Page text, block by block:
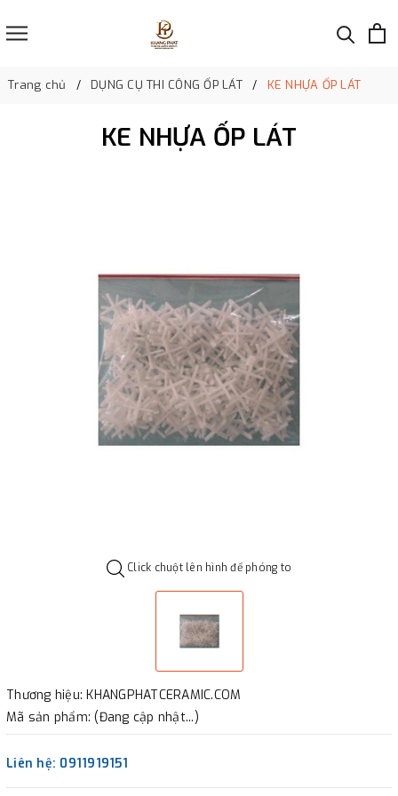
Trang chủ DỤNG CỤ THI CÔNG ỐP LÁT KE NHỰA ỐP LÁT
KE NHỰA ỐP LÁT
Click chuột lên hình để phóng to
Thương hiệu: KHANGPHATCERAMIC.COM
Mã sản phẩm: (Đang cập nhật...)
Liên hệ: 0911919151